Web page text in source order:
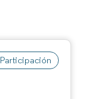
Participación